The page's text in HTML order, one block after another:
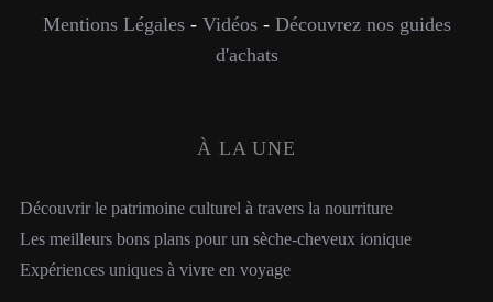
Mentions Légales- Vidéos- Découvrez nos guides
d'achats
À LA UNE
Découvrir le patrimoine culturel à travers la nourriture
Les meilleurs bons plans pour un sèche-cheveux ionique
Expériences uniques à vivre en voyage